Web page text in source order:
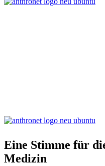
Eine Stimme für
Medizin